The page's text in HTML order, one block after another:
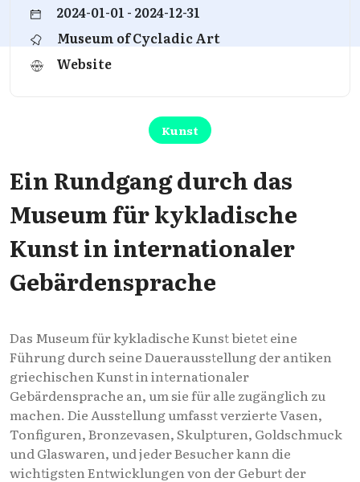
2024-01-01 - 2024-12-31
Museum of Cycladic Art
Website
Kunst
Ein Rundgang durch das
Museum für kykladische
Kunst in internationaler
Gebärdensprache
Das Museum für kykladische Kunst bietet eine
Führung durch seine Dauerausstellung der antiken
griechischen Kunst in internationaler
Gebärdensprache an, um sie für alle zugänglich zu
machen. Die Ausstellung umfasst verzierte Vasen,
Tonfiguren, Bronzevasen, Skulpturen, Goldschmuck
und Glaswaren, und jeder Besucher kann die
wichtigsten Entwicklungen von der Geburt der